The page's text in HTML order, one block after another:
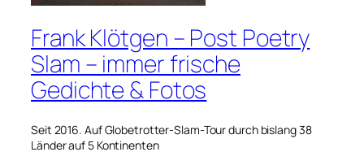
Frank Klötgen – Post Poetry
Slam – immer frische
Gedichte & Fotos
Seit 2016. Auf Globetrotter-Slam-Tour durch bislang 38
Länder auf 5 Kontinenten